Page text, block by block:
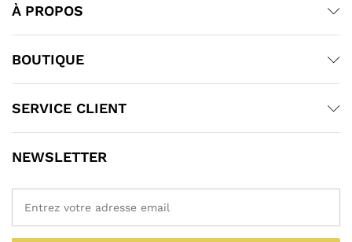
À PROPOS
BOUTIQUE
SERVICE CLIENT
NEWSLETTER